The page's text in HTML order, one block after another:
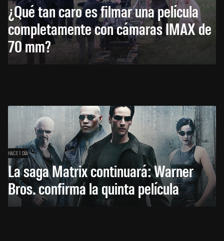
¿Qué tan caro es filmar una película
completamente con cámaras IMAX de
70 mm?
HACE 1 DÍA
La saga Matrix continuará: Warner
Bros. confirma la quinta película